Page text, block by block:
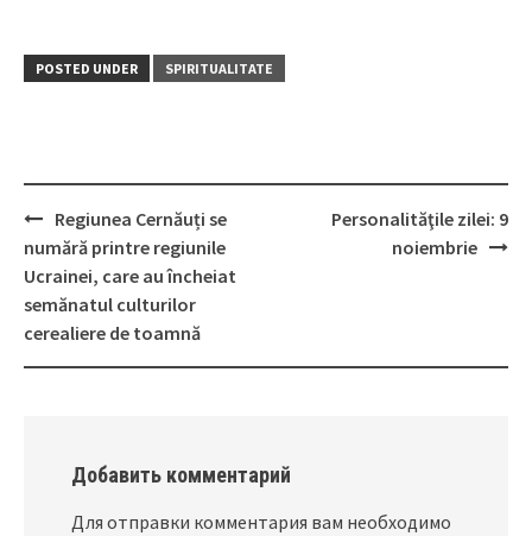
POSTED UNDER SPIRITUALITATE
Post
navigation
Regiunea Cernăuți se
numără printre regiunile
Ucrainei, care au încheiat
semănatul culturilor
cerealiere de toamnă
Personalităţile zilei: 9
noiembrie
Добавить комментарий
Для отправки комментария вам необходимо